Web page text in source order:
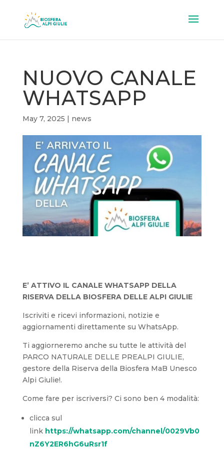
NUOVO CANALE
WHATSAPP
May 7, 2025 | news
E’ ATTIVO IL CANALE WHATSAPP DELLA
RISERVA DELLA BIOSFERA DELLE ALPI GIULIE
Iscriviti e ricevi informazioni, notizie e
aggiornamenti direttamente su WhatsApp.
Ti aggiorneremo anche su tutte le attività del
PARCO NATURALE DELLE PREALPI GIULIE,
gestore della Riserva della Biosfera MaB Unesco
Alpi Giulie!.
Come fare per iscriversi? Ci sono ben 4 modalità:
clicca sul
link https://whatsapp.com/channel/0029Vb0
nZ6Y2ER6hG6uRsr1f